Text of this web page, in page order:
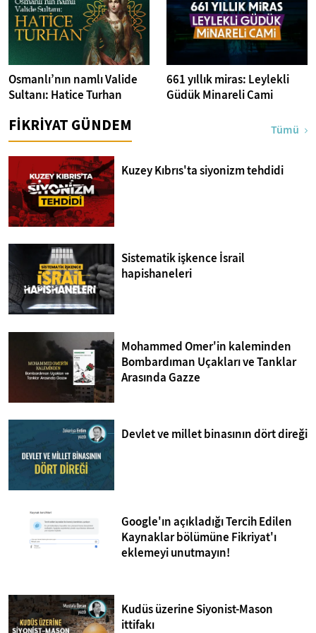
Osmanlı’nın namlı Valide
Sultanı: Hatice Turhan
661 yıllık miras: Leylekli
Güdük Minareli Cami
FİKRİYAT GÜNDEM Tümü
Kuzey Kıbrıs'ta siyonizm tehdidi
Sistematik işkence İsrail
hapishaneleri
Mohammed Omer'in kaleminden
Bombardıman Uçakları ve Tanklar
Arasında Gazze
Devlet ve millet binasının dört direği
Google'ın açıkladığı Tercih Edilen
Kaynaklar bölümüne Fikriyat'ı
eklemeyi unutmayın!
Kudüs üzerine Siyonist-Mason
ittifakı